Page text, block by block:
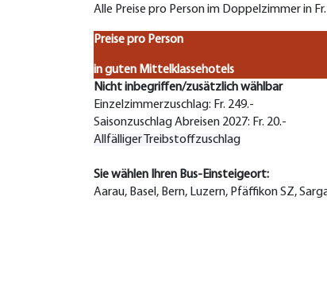
Alle Preise pro Person im Doppelzimmer in Fr.
Preise pro Person
in guten Mittelklassehotels
Nicht inbegriffen/zusätzlich wählbar
Einzelzimmerzuschlag: Fr. 249.-
Saisonzuschlag Abreisen 2027: Fr. 20.-
Allfälliger Treibstoffzuschlag
Sie wählen Ihren Bus-Einsteigeort:
Aarau, Basel, Bern, Luzern, Pfäffikon SZ,